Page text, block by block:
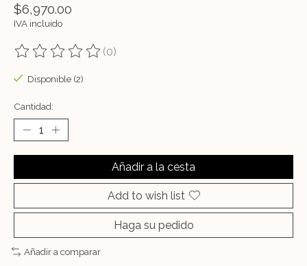
$6,970.00
IVA incluido
The rating of this product is
(0)
Disponible (2)
Cantidad:
Añadir a la cesta
Add to wish list
Haga su pedido
Añadir a comparar